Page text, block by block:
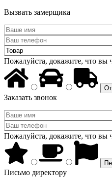
Вызвать замерщика
Пожалуйста, докажите, что вы
Заказать звонок
Пожалуйста, докажите, что вы
Письмо директору